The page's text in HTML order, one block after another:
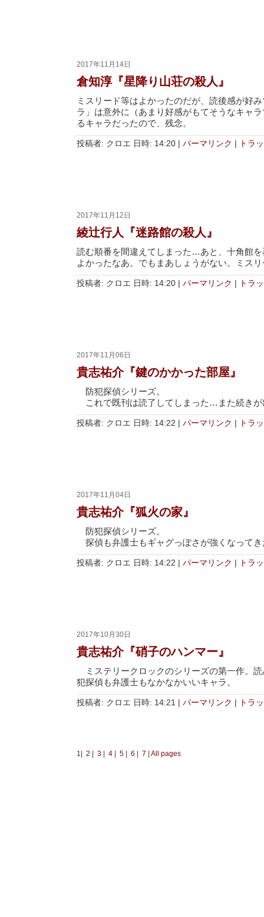
2017年11月14日
倉知淳『星降り山荘の殺人』
ミスリード等はよかったのだが、読後感が好
ラ」は意外に（あまり好感がもてそうなキャ
るキャラだったので、残念。
投稿者: クロエ 日時: 14:20 パーマリンク トラ
2017年11月12日
綾辻行人『迷路館の殺人』
読む順番を間違えてしまった…あと、十角館
よかったなあ。でもまあしょうがない。ミス
投稿者: クロエ 日時: 14:20 パーマリンク トラ
2017年11月06日
貴志祐介『鍵のかかった部屋』
防犯探偵シリーズ。
これで既刊は読了してしまった…また続きが
投稿者: クロエ 日時: 14:22 パーマリンク トラ
2017年11月04日
貴志祐介『狐火の家』
防犯探偵シリーズ。
探偵も弁護士もギャグっぽさが強くなって
投稿者: クロエ 日時: 14:22 パーマリンク トラ
2017年10月30日
貴志祐介『硝子のハンマー』
ミステリークロックのシリーズの第一作。
犯探偵も弁護士もなかなかいいキャラ。
投稿者: クロエ 日時: 14:21 パーマリンク トラ
1| 2 3 4 5 6 7 All pages